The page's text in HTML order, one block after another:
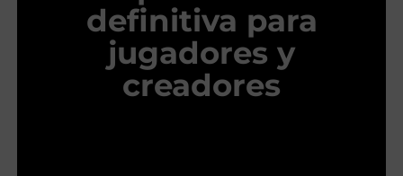
definitiva para
jugadores y
creadores